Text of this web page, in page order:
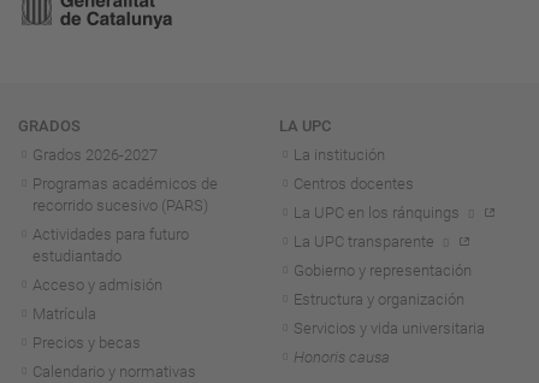
Navegación
GRADOS
Grados 2026-2027
Programas académicos de
recorrido sucesivo (PARS)
Actividades para futuro
estudiantado
Acceso y admisión
Matrícula
Precios y becas
Calendario y normativas
LA UPC
La institución
Centros docentes
La UPC en los ránquings
La UPC transparente
Gobierno y representación
Estructura y organización
Servicios y vida universitaria
Honoris causa